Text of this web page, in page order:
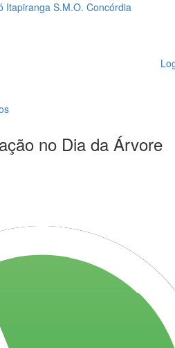
Itapiranga S.M.O. Concórdia
no Dia da Árvore